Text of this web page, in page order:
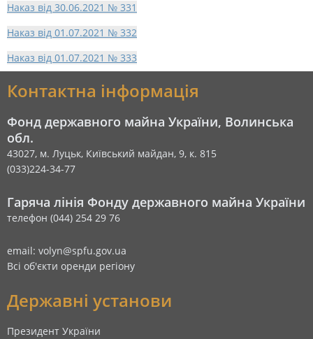
Наказ від 30.06.2021 № 331
Наказ від 01.07.2021 № 332
Наказ від 01.07.2021 № 333
Контактна інформація
Фонд державного майна України, Волинська
обл.
43027, м. Луцьк, Київський майдан, 9, к. 815
(033)224-34-77
Гаряча лінія Фонду державного майна України
телефон (044) 254 29 76
email: volyn@spfu.gov.ua
Всі об'єкти оренди регіону
Державні установи
Президент України